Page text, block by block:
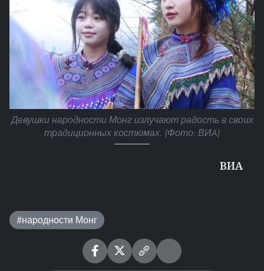
Девушки народности Монг излучают радость в своих
традиционных костюмах. (Фото: ВИA)
ВИА
#народности Монг